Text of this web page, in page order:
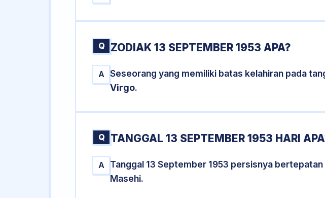
Q ZODIAK 13 SEPTEMBER 1953 APA?
A Seseorang yang memiliki batas kelahiran pada
Virgo.
Q TANGGAL 13 SEPTEMBER 1953 HARI
A Tanggal 13 September 1953 persisnya
Masehi.